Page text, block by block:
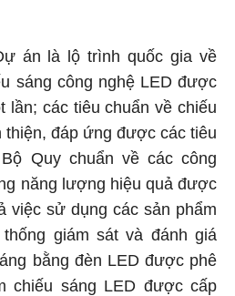
án là lộ trình quốc gia về
sáng công nghệ LED được
lần; các tiêu chuẩn về chiếu
đáp ứng được các tiêu
Quy chuẩn về các công
năng lượng hiệu quả được
việc sử dụng các sản phẩm
giám sát và đánh giá
bằng đèn LED được phê
chiếu sáng LED được cấp